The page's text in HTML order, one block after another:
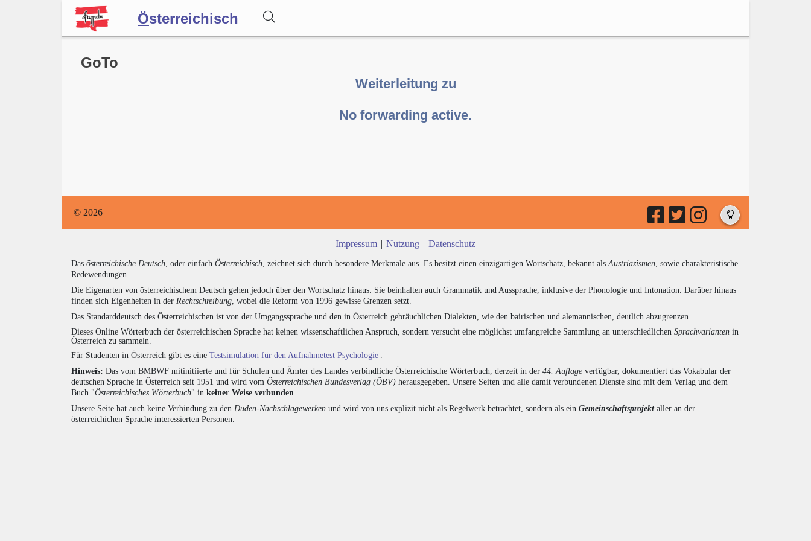
Österreichisch
Wörterbuch
GoTo
Weiterleitung zu
No forwarding active.
© 2026
Impressum | Nutzung | Datenschutz
Das österreichische Deutsch , oder einfach Österreichisch , zeichnet sich durch besondere Merkmale aus. Es besitzt einen einzigartigen Wortschatz, bekannt als Austriazismen , sowie charakteristische
Redewendungen.
Die Eigenarten von österreichischem Deutsch gehen jedoch über den Wortschatz hinaus. Sie beinhalten auch Grammatik und Aussprache, inklusive der Phonologie und Intonation. Darüber hinaus
finden sich Eigenheiten in der Rechtschreibung , wobei die Reform von 1996 gewisse Grenzen setzt.
Das Standarddeutsch des Österreichischen ist von der Umgangssprache und den in Österreich gebräuchlichen Dialekten, wie den bairischen und alemannischen, deutlich abzugrenzen.
Dieses Online Wörterbuch der österreichischen Sprache hat keinen wissenschaftlichen Anspruch, sondern versucht eine möglichst umfangreiche Sammlung an unterschiedlichen Sprachvarianten in
Österreich zu sammeln.
Für Studenten in Österreich gibt es eine Testsimulation für den Aufnahmetest Psychologie
Hinweis: Das vom BMBWF mitinitiierte und für Schulen und Ämter des Landes verbindliche Österreichische Wörterbuch, derzeit in der 44. Auflage verfügbar, dokumentiert das Vokabular der
deutschen Sprache in Österreich seit 1951 und wird vom Österreichischen Bundesverlag (ÖBV) herausgegeben. Unsere Seiten und alle damit verbundenen Dienste sind mit dem Verlag und dem
Buch "Österreichisches Wörterbuch" in keiner Weise verbunden
Unsere Seite hat auch keine Verbindung zu den Duden-Nachschlagewerken und wird von uns explizit nicht als Regelwerk betrachtet, sondern als ein Gemeinschaftsprojektaller an der
österreichichen Sprache interessierten Personen.